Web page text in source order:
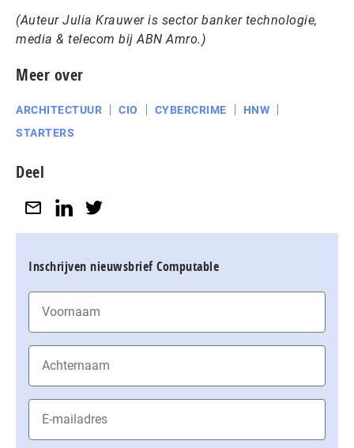
(Auteur Julia Krauwer is sector banker technologie,
media & telecom bij ABN Amro.)
Meer over
ARCHITECTUUR CIO CYBERCRIME
HNW
STARTERS
Deel
Inschrijven nieuwsbrief Computable